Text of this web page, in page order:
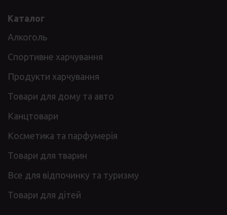
Каталог
Алкоголь
Спортивне харчування
Продукти харчування
Товари для дому та авто
Канцтовари
Косметика та парфумерія
Товари для тварин
Все для відпочинку та туризму
Товари для дітей